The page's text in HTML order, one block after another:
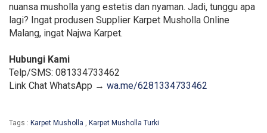
nuansa musholla yang estetis dan nyaman. Jadi, tunggu apa
lagi? Ingat produsen Supplier Karpet Musholla Online
Malang, ingat Najwa Karpet.
Hubungi Kami
Telp/SMS: 081334733462
Link Chat WhatsApp → wa.me/6281334733462
Tags : Karpet Musholla Karpet Musholla Turki